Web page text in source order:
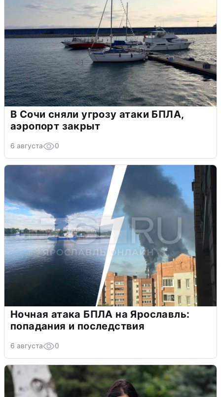
В Сочи сняли угрозу атаки БПЛА,
аэропорт закрыт
6 августа 0
Ночная атака БПЛА на Ярославль:
попадания и последствия
6 августа 0